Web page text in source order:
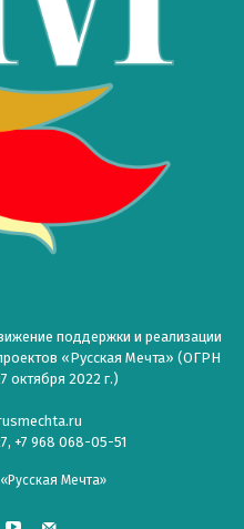
поддержки и реализации
«Русская Мечта» (ОГРН
октября 2022 г.)
+7 968 068-05-51
Мечта»